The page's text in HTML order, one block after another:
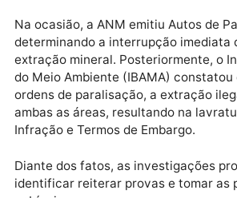
quando foram identificadas duas
empresas realizavam extração
cascalho e saibro sem a
Registro de Licença outorgado
Na ocasião, a ANM emitiu Autos
extração mineral.
do Meio Ambiente (IBAMA)